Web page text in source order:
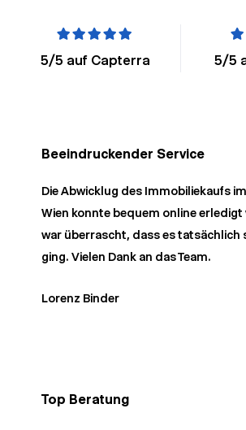
5/5 auf Capterra 5/5
Beeindruckender Service
Die Abwicklug des Immobiliekaufs
Wien konnte bequem online erledigt
war überrascht, dass es tatsächlich
ging. Vielen Dank an das Team.
Lorenz Binder
Top Beratung